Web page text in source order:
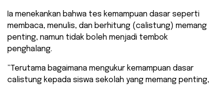
Ia menekankan bahwa tes kemampuan dasar seperti
membaca, menulis, dan berhitung (calistung) memang
penting, namun tidak boleh menjadi tembok
penghalang.
​”Terutama bagaimana mengukur kemampuan dasar
calistung kepada siswa sekolah yang memang penting,